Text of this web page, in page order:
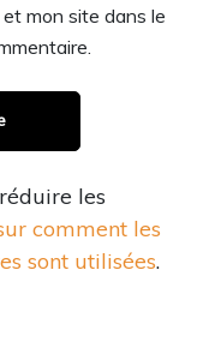
mon site dans le
les
comment les
sont utilisées.